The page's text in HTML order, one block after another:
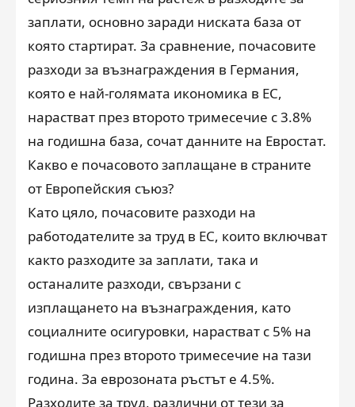
заплати, основно заради ниската база от
която стартират. За сравнение, почасовите
разходи за възнаграждения в Германия,
която е най-голямата икономика в ЕС,
нарастват през второто тримесечие с 3.8%
на годишна база, сочат данните на Евростат.
Какво е почасовото заплащане в страните
от Европейския съюз?
Като цяло, почасовите разходи на
работодателите за труд в ЕС, които включват
както разходите за заплати, така и
останалите разходи, свързани с
изплащането на възнаграждения, като
социалните осигуровки, нарастват с 5% на
годишна през второто тримесечие на тази
година. За еврозоната ръстът е 4.5%.
Разходите за труд, различни от тези за